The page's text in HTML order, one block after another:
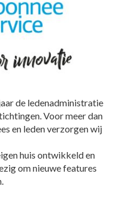
de ledenadministratie
Voor meer dan
en leden verzorgen wij
huis ontwikkeld en
om nieuwe features